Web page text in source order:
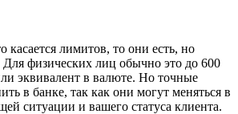
касается лимитов, то они есть, но
Для физических лиц обычно это до 600
эквивалент в валюте. Но точные
в банке, так как они могут меняться в
ситуации и вашего статуса клиента.